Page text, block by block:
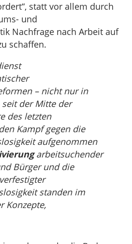
statt vor allem durch
und
Nachfrage nach Arbeit auf
schaffen.
– nicht nur in
seit der Mitte der
des letzten
Kampf gegen die
aufgenommen
arbeitsuchender
Bürger und die
standen im
Konzepte,